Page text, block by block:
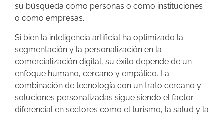
su búsqueda como personas o como instituciones
o como empresas.
Si bien la inteligencia artificial ha optimizado la
segmentación y la personalización en la
comercialización digital, su éxito depende de un
enfoque humano, cercano y empático. La
combinación de tecnología con un trato cercano y
soluciones personalizadas sigue siendo el factor
diferencial en sectores como el turismo, la salud y la